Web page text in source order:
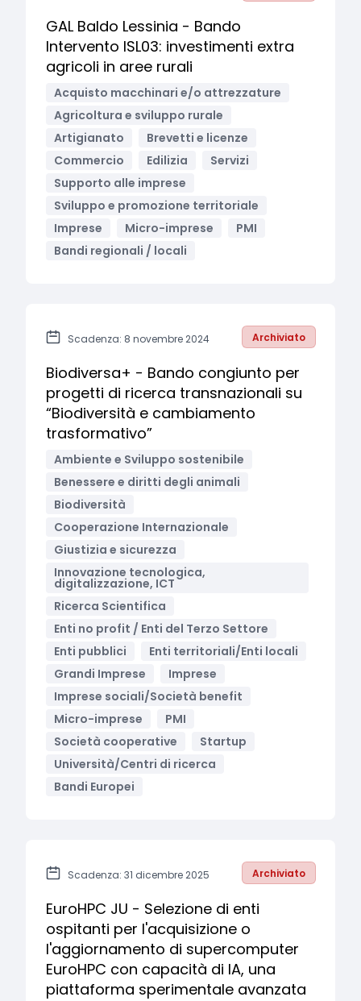
GAL Baldo Lessinia - Bando
Intervento ISL03: investimenti extra
agricoli in aree rurali
Acquisto macchinari e/o attrezzature
Agricoltura e sviluppo rurale
Artigianato
Brevetti e licenze
Commercio
Edilizia
Servizi
Supporto alle imprese
Sviluppo e promozione territoriale
Imprese
Micro-imprese
PMI
Bandi regionali / locali
Scadenza: 8 novembre 2024 Archiviato
Biodiversa+ - Bando congiunto per
progetti di ricerca transnazionali su
“Biodiversità e cambiamento
trasformativo”
Ambiente e Sviluppo sostenibile
Benessere e diritti degli animali
Biodiversità
Cooperazione Internazionale
Giustizia e sicurezza
Innovazione tecnologica,
digitalizzazione, ICT
Ricerca Scientifica
Enti no profit / Enti del Terzo Settore
Enti pubblici
Enti territoriali/Enti locali
Grandi Imprese
Imprese
Imprese sociali/Società benefit
Micro-imprese
PMI
Società cooperative
Startup
Università/Centri di ricerca
Bandi Europei
Scadenza: 31 dicembre 2025 Archiviato
EuroHPC JU - Selezione di enti
ospitanti per l'acquisizione o
l'aggiornamento di supercomputer
EuroHPC con capacità di IA, una
piattaforma sperimentale avanzata